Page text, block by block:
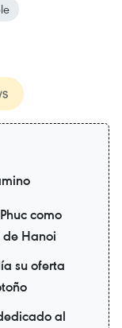
como
Hanoi
su oferta
al